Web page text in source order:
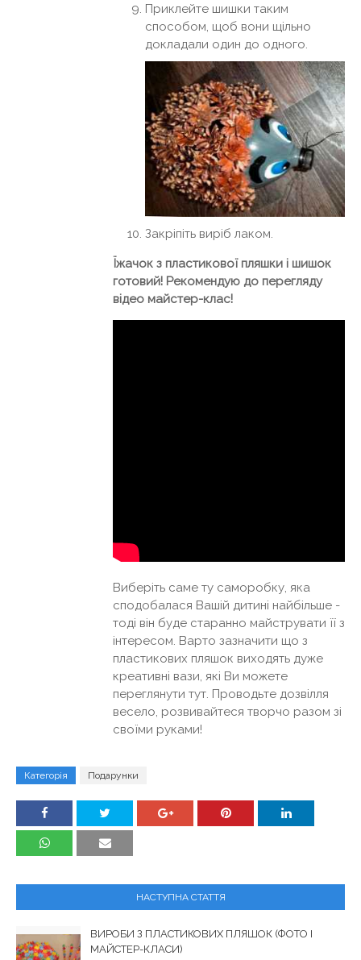
Приклейте шишки таким
способом, щоб вони щільно
докладали один до одного.
Закріпіть виріб лаком.
Їжачок з пластикової пляшки і шишок
готовий! Рекомендую до перегляду
відео майстер-клас!
Виберіть саме ту саморобку, яка
сподобалася Вашій дитині найбільше -
тоді він буде старанно майструвати її з
інтересом. Варто зазначити що з
пластикових пляшок виходять дуже
креативні вази, які Ви можете
переглянути тут. Проводьте дозвілля
весело, розвивайтеся творчо разом зі
своїми руками!
Категорія Подарунки
НАСТУПНА СТАТТЯ
ВИРОБИ З ПЛАСТИКОВИХ ПЛЯШОК (ФОТО І
МАЙСТЕР-КЛАСИ)